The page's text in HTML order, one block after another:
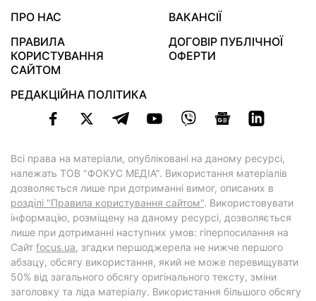
ПРО НАС
ВАКАНСІЇ
ПРАВИЛА
КОРИСТУВАННЯ
САЙТОМ
ДОГОВІР ПУБЛІЧНОЇ
ОФЕРТИ
РЕДАКЦІЙНА ПОЛІТИКА
Всі права на матеріали, опубліковані на даному ресурсі,
належать ТОВ "ФОКУС МЕДІА". Використання матеріалів
дозволяється лише при дотриманні вимог, описаних в
розділі "Правила користування сайтом". Використовувати
інформацію, розміщену на даному ресурсі, дозволяється
лише при дотриманні наступних умов: гіперпосилання на
Cайт focus.ua, згадки першоджерела не нижче першого
абзацу, обсягу використання, який не може перевищувати
50% від загального обсягу оригінального тексту, зміни
заголовку та ліда матеріалу. Використання більшого обсягу